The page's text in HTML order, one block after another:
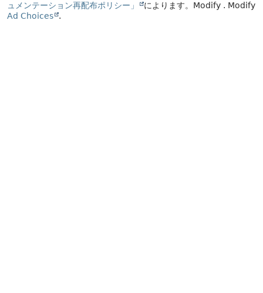
ュメンテーション再配布ポリシー」
によります。 Modify . Modify
Ad Choices
.